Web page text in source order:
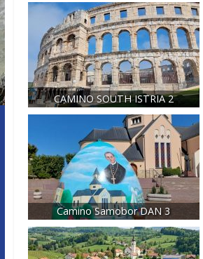
CAMINO SOUTH ISTRIA 2
Camino Samobor DAN 3